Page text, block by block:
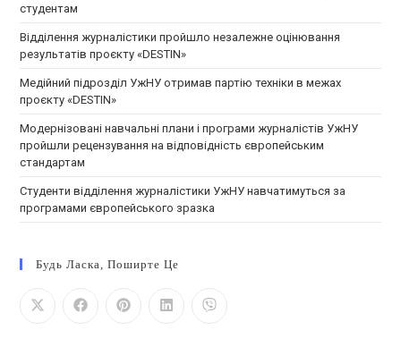
студентам
Відділення журналістики пройшло незалежне оцінювання
результатів проєкту «DESTIN»
Медійний підрозділ УжНУ отримав партію техніки в межах
проєкту «DESTIN»
Модернізовані навчальні плани і програми журналістів УжНУ
пройшли рецензування на відповідність європейським
стандартам
Студенти відділення журналістики УжНУ навчатимуться за
програмами європейського зразка
Будь Ласка, Поширте Це